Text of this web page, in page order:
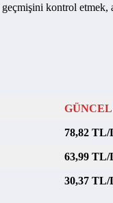
geçmişini kontrol
78,82
63,99
30,37